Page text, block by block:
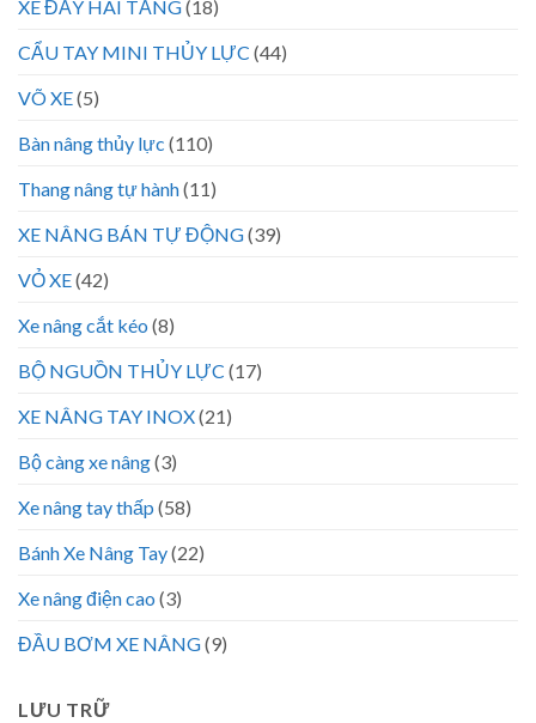
XE ĐẨY HAI TẦNG(18)
CẨU TAY MINI THỦY LỰC (44)
VÕ XE(5)
Bàn nâng thủy lực (110)
Thang nâng tự hành(11)
XE NÂNG BÁN TỰ ĐỘNG(39)
VỎ XE(42)
Xe nâng cắt kéo (8)
BỘ NGUỒN THỦY LỰC (17)
XE NÂNG TAY INOX(21)
Bộ càng xe nâng(3)
Xe nâng tay thấp (58)
Bánh Xe Nâng Tay(22)
Xe nâng điện cao (3)
ĐẦU BƠM XE NÂNG(9)
LƯU TRỮ